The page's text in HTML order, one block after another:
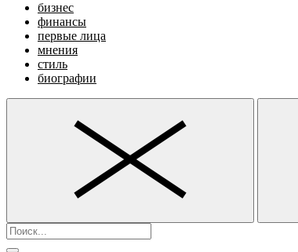
бизнес
финансы
первые лица
мнения
стиль
биографии